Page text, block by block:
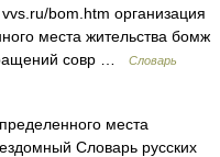
​bom.htm организация
места жительства бомж
совр …
Словарь
места
Словарь русских